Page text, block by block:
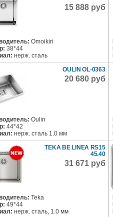
15 888 руб
Omoikiri
38*44
нерж. сталь
OULIN OL-0363
20 680 руб
Oulin
44*42
нерж. сталь 1.0 мм
TEKA BE LINEA RS15
45.40
31 671 руб
Teka
49*44
нерж. сталь, 1.0 мм